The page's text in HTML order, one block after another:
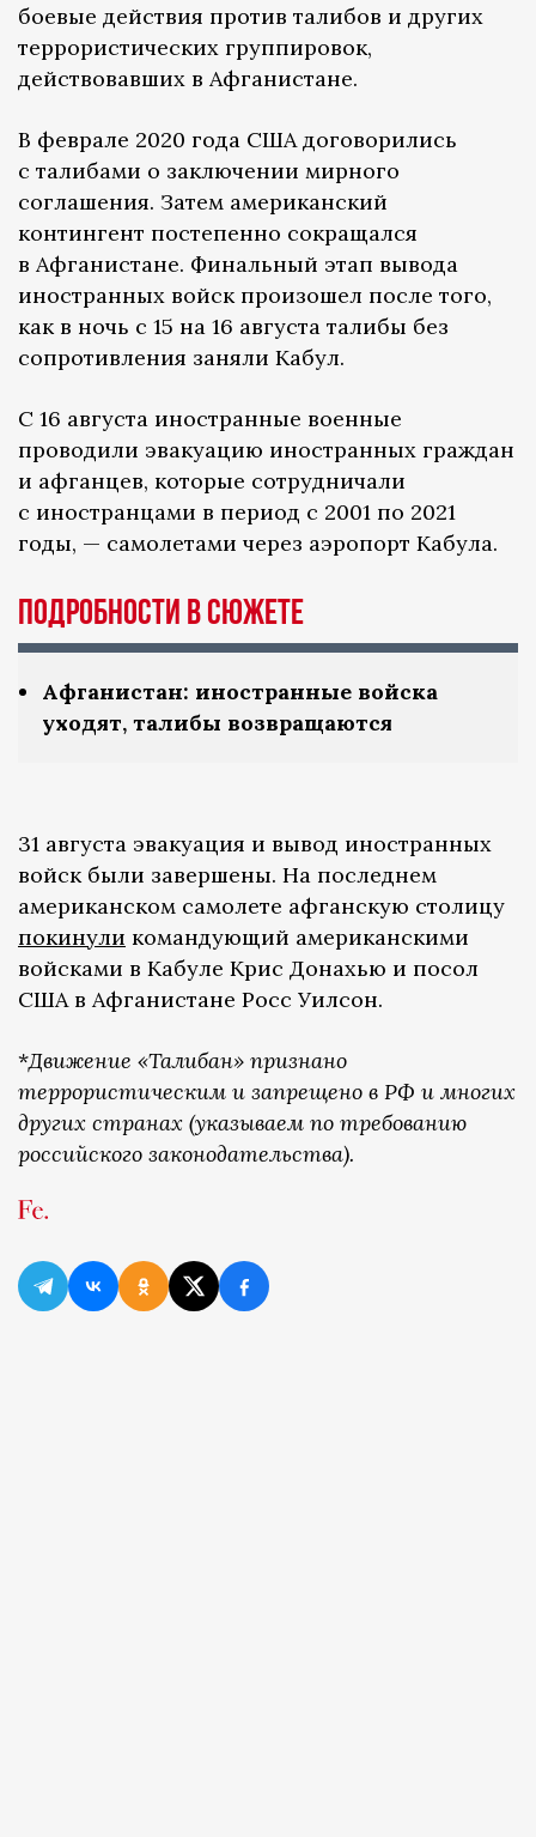
боевые действия против талибов и других
террористических группировок,
действовавших в Афганистане.
В феврале 2020 года США договорились
с талибами о заключении мирного
соглашения. Затем американский
контингент постепенно сокращался
в Афганистане. Финальный этап вывода
иностранных войск произошел после того,
как в ночь с 15 на 16 августа талибы без
сопротивления заняли Кабул.
С 16 августа иностранные военные
проводили эвакуацию иностранных граждан
и афганцев, которые сотрудничали
с иностранцами в период с 2001 по 2021
годы, — самолетами через аэропорт Кабула.
Подробности в сюжете
Афганистан: иностранные войска
уходят, талибы возвращаются
31 августа эвакуация и вывод иностранных
войск были завершены. На последнем
американском самолете афганскую столицу
покинули командующий американскими
войсками в Кабуле Крис Донахью и посол
США в Афганистане Росс Уилсон.
*Движение «Талибан» признано
террористическим и запрещено в РФ и многих
других странах (указываем по требованию
российского законодательства).